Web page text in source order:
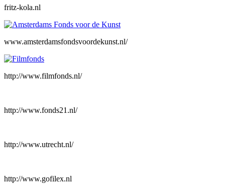
fritz-kola.nl
www.amsterdamsfondsvoordekunst.nl/
http://www.filmfonds.nl/
http://www.fonds21.nl/
http://www.utrecht.nl/
http://www.gofilex.nl